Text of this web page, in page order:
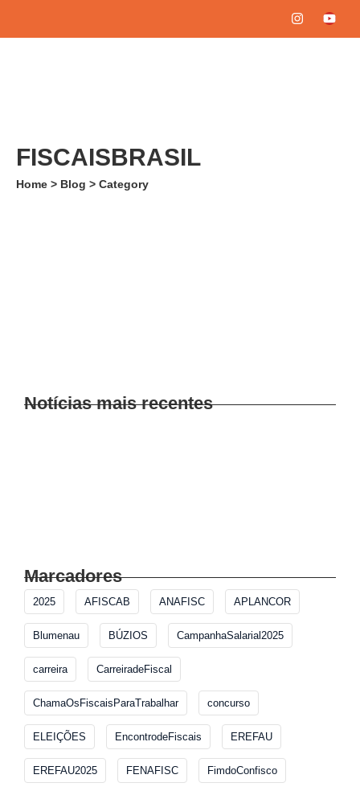
FISCAISBRASIL
Home > Blog > Category
Notícias mais recentes
Marcadores
2025 AFISCAB ANAFISC APLANCOR
Blumenau BÚZIOS CampanhaSalarial2025
carreira CarreiradeFiscal
ChamaOsFiscaisParaTrabalhar concurso
ELEIÇÕES EncontrodeFiscais EREFAU
EREFAU2025 FENAFISC FimdoConfisco